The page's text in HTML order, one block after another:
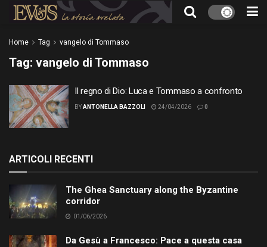
Home Tag vangelo di Tommaso
Tag: vangelo di Tommaso
Il regno di Dio: Luca e Tommaso a confronto
BYANTONELLA BAZZOLI 24/04/2026 0
ARTICOLI RECENTI
The Ghea Sanctuary along the Byzantine
corridor
01/06/2026
Da Gesù a Francesco: Pace a questa casa